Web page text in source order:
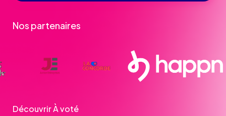
Nos partenaires
Découvrir À voté